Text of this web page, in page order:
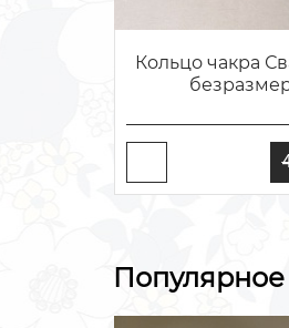
Кольцо чакра
Популярное